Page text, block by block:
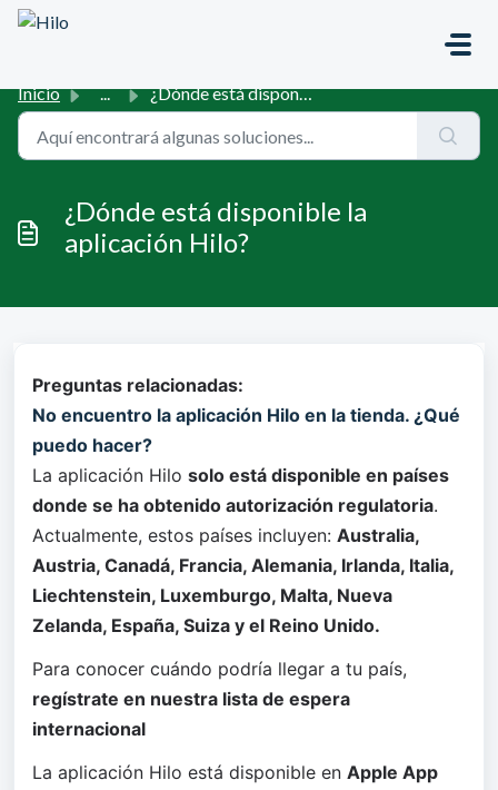
Saltar al contenido principal
Inicio ... ¿Dónde está disponible la aplicación Hilo?
¿Dónde está disponible la
aplicación Hilo?
Preguntas relacionadas:
No encuentro la aplicación Hilo en la tienda. ¿Qué
puedo hacer?
La aplicación Hilo solo está disponible en países
donde se ha obtenido autorización regulatoria.
Actualmente, estos países incluyen: Australia,
Austria, Canadá, Francia, Alemania, Irlanda, Italia,
Liechtenstein, Luxemburgo, Malta, Nueva
Zelanda, España, Suiza y el Reino Unido.
regístrate en nuestra lista de espera
internacional
La aplicación Hilo está disponible en Apple App